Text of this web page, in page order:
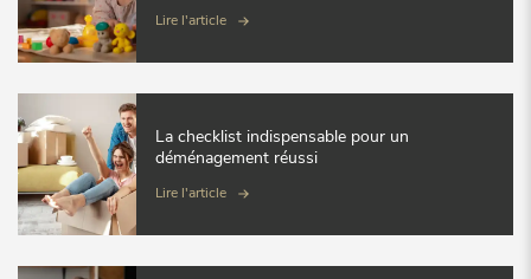
Lire l'article
La checklist indispensable pour un
déménagement réussi
Lire l'article